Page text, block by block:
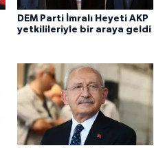
DEM Parti İmralı Heyeti AKP
yetkilileriyle bir araya geldi